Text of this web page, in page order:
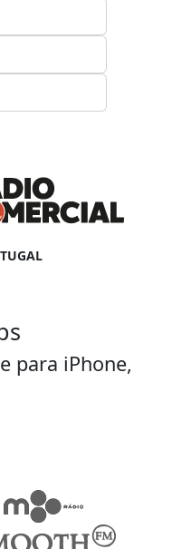
para iPhone,